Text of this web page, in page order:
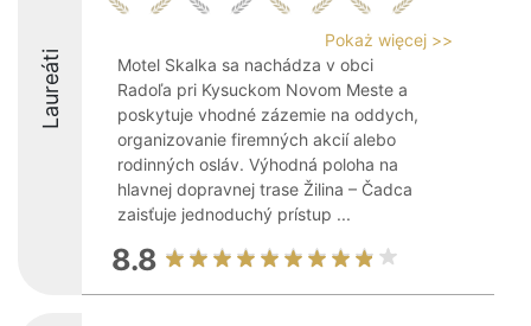
Laureáti
Pokaż więcej >>
Motel Skalka sa nachádza v obci
Radoľa pri Kysuckom Novom Meste a
poskytuje vhodné zázemie na oddych,
organizovanie firemných akcií alebo
rodinných osláv. Výhodná poloha na
hlavnej dopravnej trase Žilina – Čadca
zaisťuje jednoduchý prístup ...
8.8